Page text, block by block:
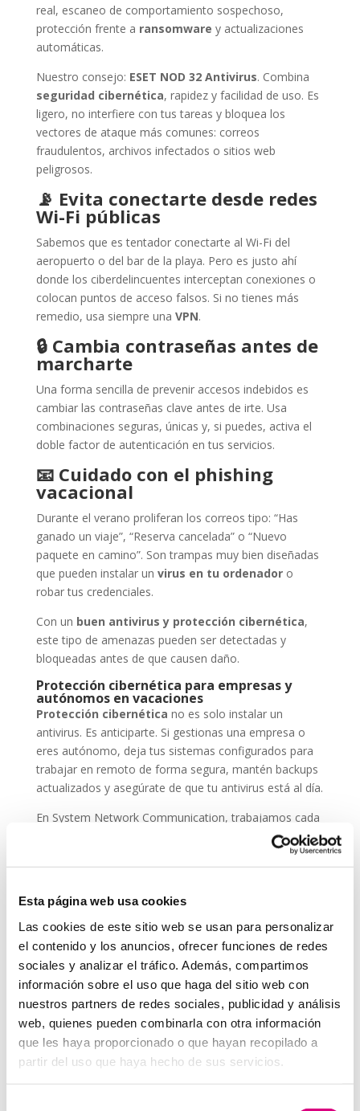
Esta página web usa cookies
Las cookies de este sitio web se usan para personalizar
el contenido y los anuncios, ofrecer funciones de redes
sociales y analizar el tráfico. Además, compartimos
información sobre el uso que haga del sitio web con
nuestros partners de redes sociales, publicidad y análisis
web, quienes pueden combinarla con otra información
que les haya proporcionado o que hayan recopilado a
partir del uso que haya hecho de sus servicios.
real, escaneo de comportamiento sospechoso,
protección frente a ransomware y actualizaciones
automáticas.
Nuestro consejo: ESET NOD 32 Antivirus. Combina
seguridad cibernética, rapidez y facilidad de uso. Es
ligero, no interfiere con tus tareas y bloquea los
vectores de ataque más comunes: correos
fraudulentos, archivos infectados o sitios web
peligrosos.
📡 Evita conectarte desde redes
Wi-Fi públicas
Sabemos que es tentador conectarte al Wi-Fi del
aeropuerto o del bar de la playa. Pero es justo ahí
donde los ciberdelincuentes interceptan conexiones o
colocan puntos de acceso falsos. Si no tienes más
remedio, usa siempre una VPN.
🔒Cambia contraseñas antes de
marcharte
Una forma sencilla de prevenir accesos indebidos es
cambiar las contraseñas clave antes de irte. Usa
combinaciones seguras, únicas y, si puedes, activa el
doble factor de autenticación en tus servicios.
📧Cuidado con el phishing
vacacional
Durante el verano proliferan los correos tipo: “Has
ganado un viaje”, “Reserva cancelada” o “Nuevo
paquete en camino”. Son trampas muy bien diseñadas
que pueden instalar un virus en tu ordenadoro
robar tus credenciales.
Con un buen antivirus y protección cibernética,
este tipo de amenazas pueden ser detectadas y
bloqueadas antes de que causen daño.
Protección cibernética para empresas y
autónomos en vacaciones
Protección cibernética no es solo instalar un
antivirus. Es anticiparte. Si gestionas una empresa o
eres autónomo, deja tus sistemas configurados para
trabajar en remoto de forma segura, mantén backups
actualizados y asegúrate de que tu antivirus está al día.
En System Network Communication, trabajamos cada
día con autónomos y pymes que confían su seguridad
, porque entienden que un
ataque en vacaciones puede suponer una pérdida de
En System Network Communication, trabajamos cada
día con autónomos y pymes que confían su seguridad
digital a E
SET NOD 32, porque entienden que un
ataque en vacaciones puede suponer una pérdida de
datos, ingresos y reputación.
Grupo-System, ¿Quiénes somos?
EnSystem Network Communication, con más de
15 años de experiencia, disponemos de un equipo de